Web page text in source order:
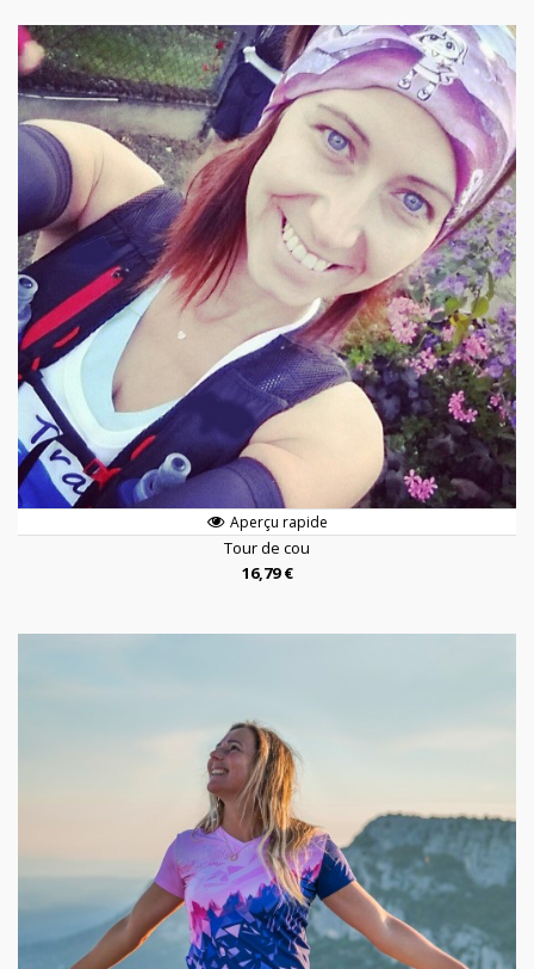
Aperçu rapide
Tour de cou
16,79 €